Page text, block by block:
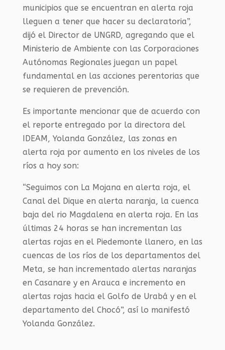
municipios que se encuentran en alerta roja
lleguen a tener que hacer su declaratoria”,
dijó el Director de UNGRD, agregando que el
Ministerio de Ambiente con las Corporaciones
Autónomas Regionales juegan un papel
fundamental en las acciones perentorias que
se requieren de prevención.
Es importante mencionar que de acuerdo con
el reporte entregado por la directora del
IDEAM, Yolanda González, las zonas en
alerta roja por aumento en los niveles de los
ríos a hoy son:
“Seguimos con La Mojana en alerta roja, el
Canal del Dique en alerta naranja, la cuenca
baja del rio Magdalena en alerta roja. En las
últimas 24 horas se han incrementan las
alertas rojas en el Piedemonte llanero, en las
cuencas de los ríos de los departamentos del
Meta, se han incrementado alertas naranjas
en Casanare y en Arauca e incremento en
alertas rojas hacia el Golfo de Urabá y en el
departamento del Chocó”, así lo manifestó
Yolanda González.